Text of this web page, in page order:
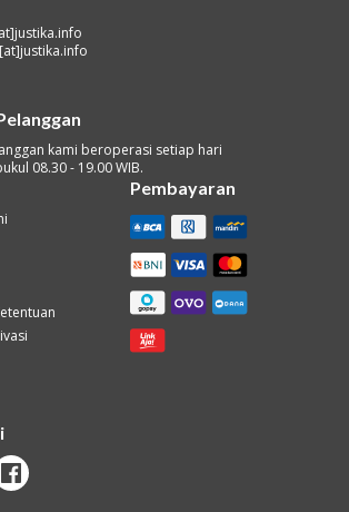
kami beroperasi setiap hari
08.30 - 19.00 WIB.
Pembayaran